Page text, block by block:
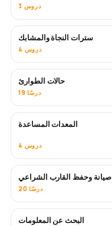
3 دروس
سترات النجاة والمشابك
4 دروس
حالات الطوارئ
19 درسًا
المعدات المساعدة
4 دروس
صيانة وحفظ القارب الشراعي
20 درسًا
البحث عن المعلومات